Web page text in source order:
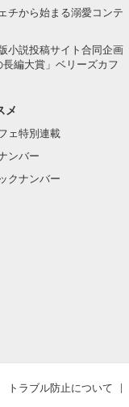
チから始まる溺愛コンテ
小説投稿サイト合同企画
長編大賞」ベリーズカフ
メ
ェ特別連載
ンバー
クナンバー
トラブル防止について